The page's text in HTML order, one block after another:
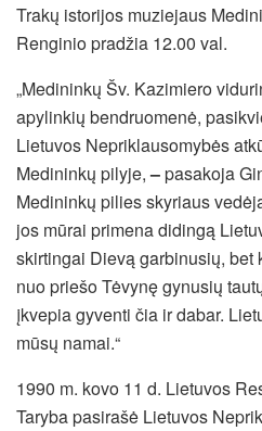
Trakų istorijos muziejaus
Renginio pradžia 12.00 val.
„Medininkų Šv. Kazimiero
apylinkių bendruomenė,
Lietuvos Nepriklausomybės
Medininkų pilyje,–pasakoja
Medininkų pilies skyriaus
jos mūrai primena didingą
skirtingai Dievą garbinusių, bet
nuo priešo Tėvynę gynusių
įkvepia gyventi čia ir dabar.
mūsų namai.“
1990 m. kovo 11 d. Lietuvos
Taryba pasirašė Lietuvos